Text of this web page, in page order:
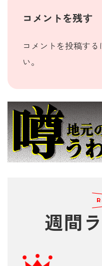
コメントを残す
コメントを投稿する
い。
週間